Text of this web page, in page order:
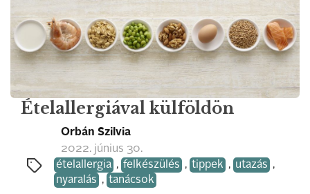
Ételallergiával külföldön
Orbán Szilvia
2022. június 30.
ételallergia , felkészülés , tippek , utazás ,
nyaralás , tanácsok